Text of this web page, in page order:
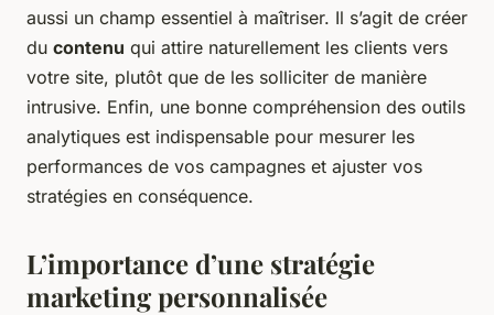
aussi un champ essentiel à maîtriser. Il s’agit de créer
du contenu qui attire naturellement les clients vers
votre site, plutôt que de les solliciter de manière
intrusive. Enfin, une bonne compréhension des outils
analytiques est indispensable pour mesurer les
performances de vos campagnes et ajuster vos
stratégies en conséquence.
L’importance d’une stratégie
marketing personnalisée